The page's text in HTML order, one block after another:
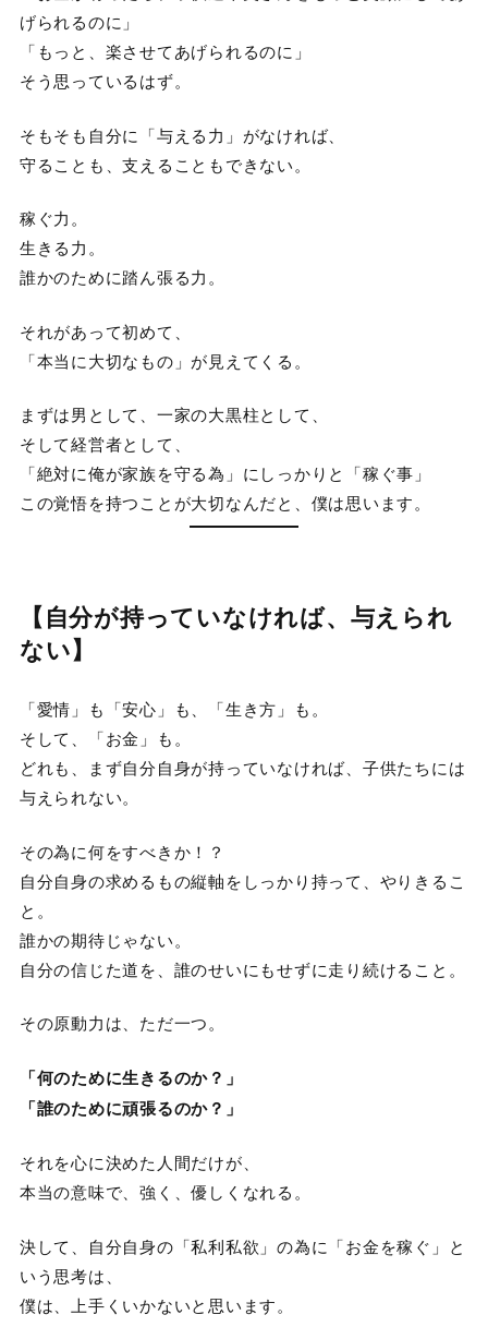
げられるのに」
「もっと、楽させてあげられるのに」
そう思っているはず。
そもそも自分に「与える力」がなければ、
守ることも、支えることもできない。
稼ぐ力。
生きる力。
誰かのために踏ん張る力。
それがあって初めて、
「本当に大切なもの」が見えてくる。
まずは男として、一家の大黒柱として、
そして経営者として、
「絶対に俺が家族を守る為」にしっかりと「稼ぐ事」
この覚悟を持つことが大切なんだと、僕は思います。
【自分が持っていなければ、与えられ
ない】
「愛情」も「安心」も、「生き方」も。
そして、「お金」も。
どれも、まず自分自身が持っていなければ、子供たちには
与えられない。
その為に何をすべきか！？
自分自身の求めるもの縦軸をしっかり持って、やりきるこ
と。
誰かの期待じゃない。
自分の信じた道を、誰のせいにもせずに走り続けること。
その原動力は、ただ一つ。
「何のために生きるのか？」
「誰のために頑張るのか？」
それを心に決めた人間だけが、
本当の意味で、強く、優しくなれる。
決して、自分自身の「私利私欲」の為に「お金を稼ぐ」と
いう思考は、
僕は、上手くいかないと思います。